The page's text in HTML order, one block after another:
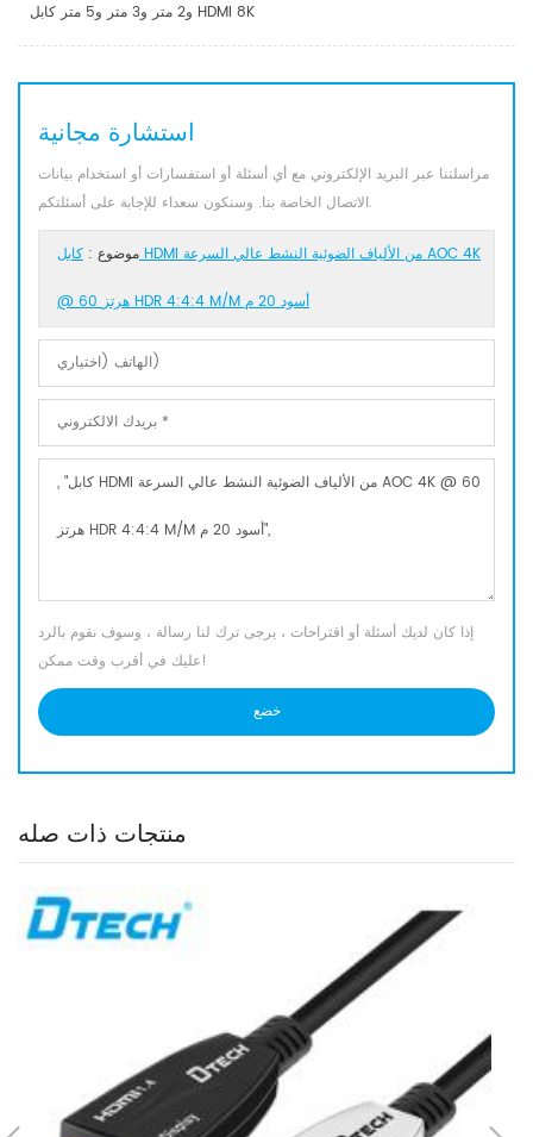
و2 متر و3 متر و5 متر كابل HDMI 8K
استشارة مجانية
مراسلتنا عبر البريد الإلكتروني مع أي أسئلة أو استفسارات أو استخدام بيانات
الاتصال الخاصة بنا. وسنكون سعداء للإجابة على أسئلتكم.
موضوع : كابل HDMI من الألياف الضوئية النشط عالي السرعة AOC 4K
@ 60 هرتز HDR 4:4:4 M/M أسود 20 م
إذا كان لديك أسئلة أو اقتراحات ، يرجى ترك لنا رسالة ، وسوف نقوم بالرد
عليك في أقرب وقت ممكن!
منتجات ذات صله